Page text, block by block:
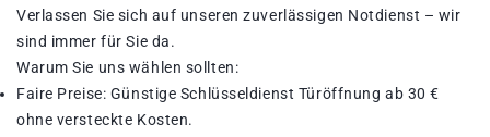
Verlassen Sie sich auf unseren zuverlässigen Notdienst – wir
sind immer für Sie da.
Warum Sie uns wählen sollten:
Faire Preise: Günstige Schlüsseldienst Türöffnung ab 30 €
ohne versteckte Kosten.